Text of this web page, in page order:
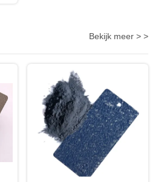
Bekijk meer > >